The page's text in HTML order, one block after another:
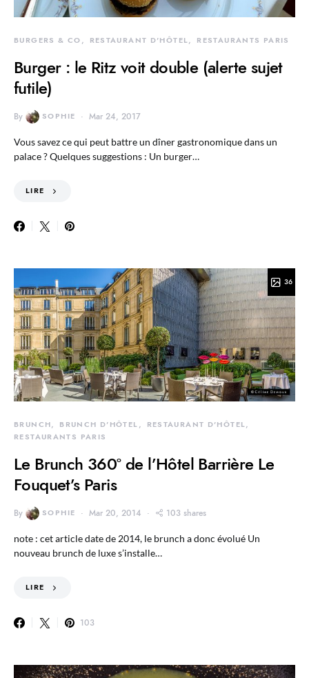
BURGERS & CO RESTAURANT D'HÔTEL RESTAURANTS PARIS
Burger : le Ritz voit double (alerte sujet
futile)
By SOPHIE Mar 24, 2017
Vous savez ce qui peut battre un dîner gastronomique dans un
palace ? Quelques suggestions : Un burger…
LIRE
36
BRUNCH BRUNCH D'HÔTEL
RESTAURANT D'HÔTEL
RESTAURANTS PARIS
Le Brunch 360° de l’Hôtel Barrière Le
Fouquet’s Paris
By SOPHIE Mar 20, 2014 103 shares
note : cet article date de 2014, le brunch a donc évolué Un
nouveau brunch de luxe s’installe…
LIRE
103